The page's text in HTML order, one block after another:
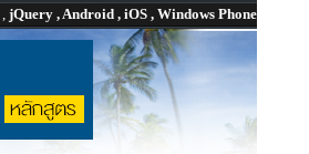
, jQuery , Android , iOS , Windows Phone